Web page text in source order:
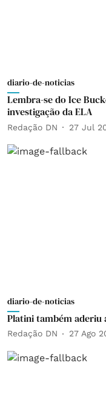
diario-de-noticias
Lembra-se do Ice
investigação da ELA
Redação DN 27 Jul
diario-de-noticias
Platini também aderiu
Redação DN 27 Ago